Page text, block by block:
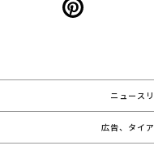
ニュース
広告、タイ